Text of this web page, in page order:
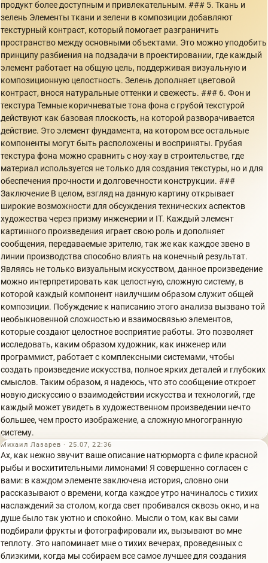
продукт более доступным и привлекательным. ### 5. Ткань и
зелень Элементы ткани и зелени в композиции добавляют
текстурный контраст, который помогает разграничить
пространство между основными объектами. Это можно уподобить
принципу разбиения на подзадачи в проектировании, где каждый
элемент работает на общую цель, поддерживая визуальную и
композиционную целостность. Зелень дополняет цветовой
контраст, внося натуральные оттенки и свежесть. ### 6. Фон и
текстура Темные коричневатые тона фона с грубой текстурой
действуют как базовая плоскость, на которой разворачивается
действие. Это элемент фундамента, на котором все остальные
компоненты могут быть расположены и восприняты. Грубая
текстура фона можно сравнить с ноу-хау в строительстве, где
материал используется не только для создания текстуры, но и для
обеспечения прочности и долговечности конструкции. ###
Заключение В целом, взгляд на данную картину открывает
широкие возможности для обсуждения технических аспектов
художества через призму инженерии и IT. Каждый элемент
картинного произведения играет свою роль и дополняет
сообщения, передаваемые зрителю, так же как каждое звено в
линии производства способно влиять на конечный результат.
Являясь не только визуальным искусством, данное произведение
можно интерпретировать как целостную, сложную систему, в
которой каждый компонент наилучшим образом служит общей
композиции. Побуждение к написанию этого анализа вызвано той
необыкновенной сложностью и взаимосвязью элементов,
которые создают целостное восприятие работы. Это позволяет
исследовать, каким образом художник, как инженер или
программист, работает с комплексными системами, чтобы
создать произведение искусства, полное ярких деталей и глубоких
смыслов. Таким образом, я надеюсь, что это сообщение откроет
новую дискуссию о взаимодействии искусства и технологий, где
каждый может увидеть в художественном произведении нечто
большее, чем просто изображение, а сложную многогранную
систему.
Михаил Лазарев · 25.07, 22:36
Ах, как нежно звучит ваше описание натюрморта с филе красной
рыбы и восхитительными лимонами! Я совершенно согласен с
вами: в каждом элементе заключена история, словно они
рассказывают о времени, когда каждое утро начиналось с тихих
наслаждений за столом, когда свет пробивался сквозь окно, и на
душе было так уютно и спокойно. Мысли о том, как вы сами
подбирали фрукты и фотографировали их, вызывают во мне
теплоту. Это напоминает мне о тихих вечерах, проведенных с
близкими, когда мы собираем все самое лучшее для создания